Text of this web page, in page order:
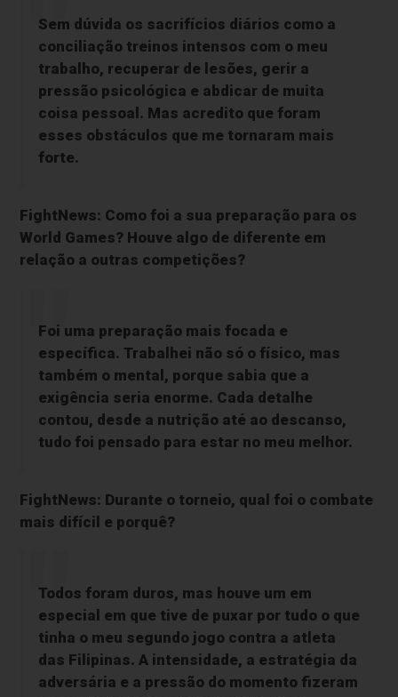
Sem dúvida os sacrifícios diários como a
conciliação treinos intensos com o meu
trabalho, recuperar de lesões, gerir a
pressão psicológica e abdicar de muita
coisa pessoal. Mas acredito que foram
esses obstáculos que me tornaram mais
forte.
FightNews: Como foi a sua preparação para os
World Games? Houve algo de diferente em
relação a outras competições?
Foi uma preparação mais focada e
específica. Trabalhei não só o físico, mas
também o mental, porque sabia que a
exigência seria enorme. Cada detalhe
contou, desde a nutrição até ao descanso,
tudo foi pensado para estar no meu melhor.
FightNews: Durante o torneio, qual foi o combate
mais difícil e porquê?
Todos foram duros, mas houve um em
especial em que tive de puxar por tudo o que
tinha o meu segundo jogo contra a atleta
das Filipinas. A intensidade, a estratégia da
adversária e a pressão do momento fizeram